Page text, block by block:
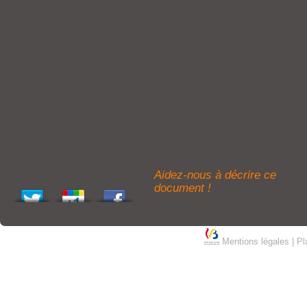
Aidez-nous à décrire ce
document !
Mentions légales